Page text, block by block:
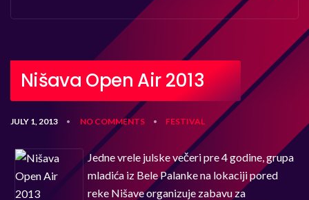
Nišava Open Air 2013
JULY 1, 2013 • NO COMMENTS • FESTIVAL
Jedne vrele julske večeri pre 4 godine, grupa
mladića iz Bele Palanke na lokaciji pored
reke Nišave organizuje zabavu za